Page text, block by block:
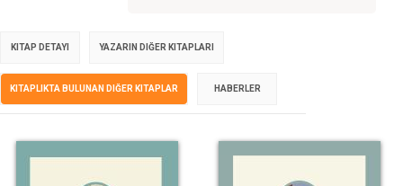
KITAP DETAYI YAZARIN DIĞER KITAPLARI
KITAPLIKTA BULUNAN DIĞER KITAPLAR HABERLER